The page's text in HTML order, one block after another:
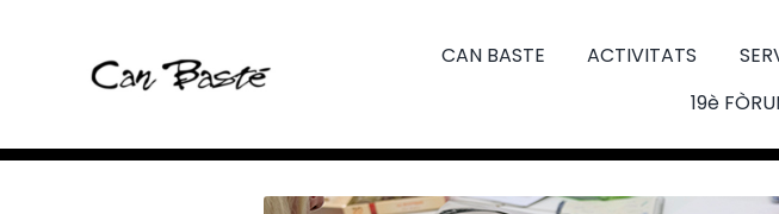
CAN BASTE ACTIVITATS
19è